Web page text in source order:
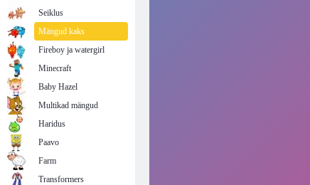
Seiklus
Mängud kaks
Fireboy ja watergirl
Minecraft
Baby Hazel
Multikad mängud
Haridus
Paavo
Farm
Transformers